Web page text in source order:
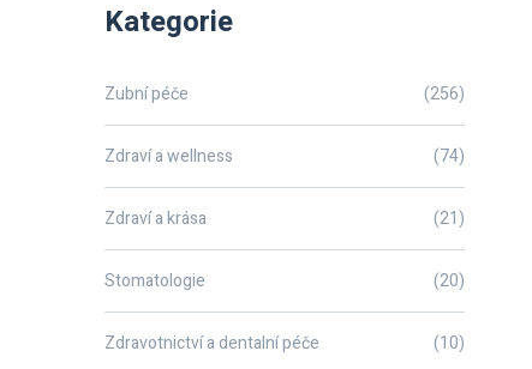
Kategorie
Zubní péče (256)
Zdraví a wellness (74)
Zdraví a krása (21)
Stomatologie (20)
Zdravotnictví a dentalní péče (10)